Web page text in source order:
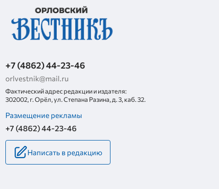
+7 (4862) 44-23-46
orlvestnik@mail.ru
Фактический адрес редакции и издателя:
302002, г. Орёл, ул. Степана Разина, д. 3, каб. 32.
Размещение рекламы
+7 (4862) 44-23-46
Написать в редакцию